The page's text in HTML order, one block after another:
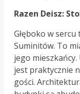
Razen Deisz:
Głęboko w
Suminitów. To
jego
jest praktycznie
gości.